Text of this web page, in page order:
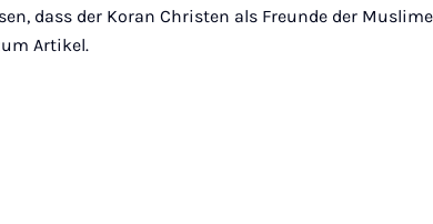
dass der Koran Christen als Freunde der Muslime
Artikel.